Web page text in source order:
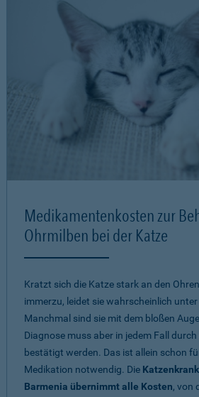
Medikamentenkosten zur
Ohrmilben bei der Katze
Kratzt sich die Katze stark an den
immerzu, leidet sie wahrscheinlich
Manchmal sind sie mit dem bloßen
Diagnose muss aber in jedem Fall
bestätigt werden. Das ist allein schon
Medikation notwendig. Die
Barmenia übernimmt alle Kosten, von